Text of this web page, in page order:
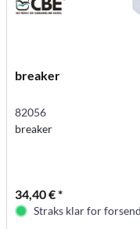
breaker
82056
breaker
34,40 € *
Straks klar for